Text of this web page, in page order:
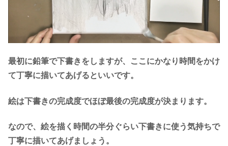
最初に鉛筆で下書きをしますが、ここにかなり時間をかけ
て丁寧に描いてあげるといいです。
絵は下書きの完成度でほぼ最後の完成度が決まります。
なので、絵を描く時間の半分ぐらい下書きに使う気持ちで
丁寧に描いてあげましょう。